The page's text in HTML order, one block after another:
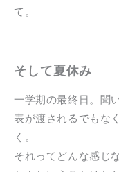
て。
そして夏休み
一学期の最終日。聞
表が渡されるでもな
く。
それってどんな感じ